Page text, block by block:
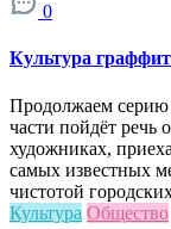
0
Культура
Продолжаем серию
части пойдёт речь
художниках,
самых известных
чистотой
Культура Общество